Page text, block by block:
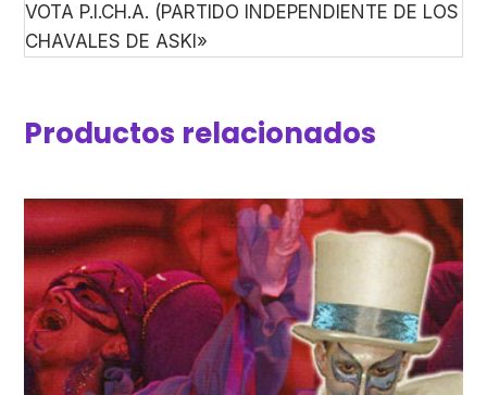
VOTA P.I.CH.A. (PARTIDO INDEPENDIENTE DE LOS
CHAVALES DE ASKI»
Productos relacionados